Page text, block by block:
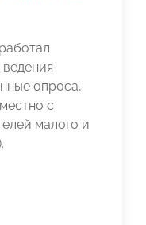
опроса,
с
малого и